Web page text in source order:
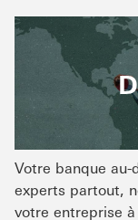
Votre banque
experts partout,
votre entreprise